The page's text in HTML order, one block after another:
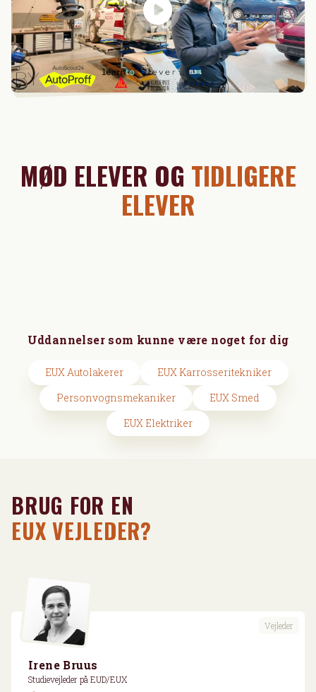
MØD ELEVER OG TIDLIGERE
ELEVER
Uddannelser som kunne være noget for dig
EUX Autolakerer
EUX Karrosseritekniker
Personvognsmekaniker
EUX Smed
EUX Elektriker
BRUG FOR EN
EUX VEJLEDER?
Vejleder
Irene Bruus
Studievejleder på EUD/EUX